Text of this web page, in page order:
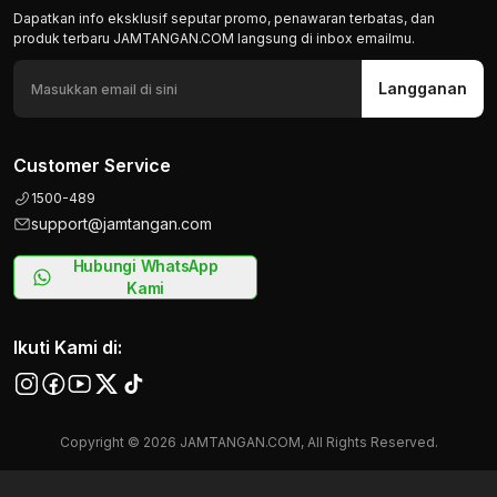
Dapatkan info eksklusif seputar promo, penawaran terbatas, dan
produk terbaru JAMTANGAN.COM langsung di inbox emailmu.
Langganan
Customer Service
1500-489
support@jamtangan.com
Hubungi WhatsApp
Kami
Ikuti Kami di:
Copyright © 2026 JAMTANGAN.COM, All Rights Reserved.